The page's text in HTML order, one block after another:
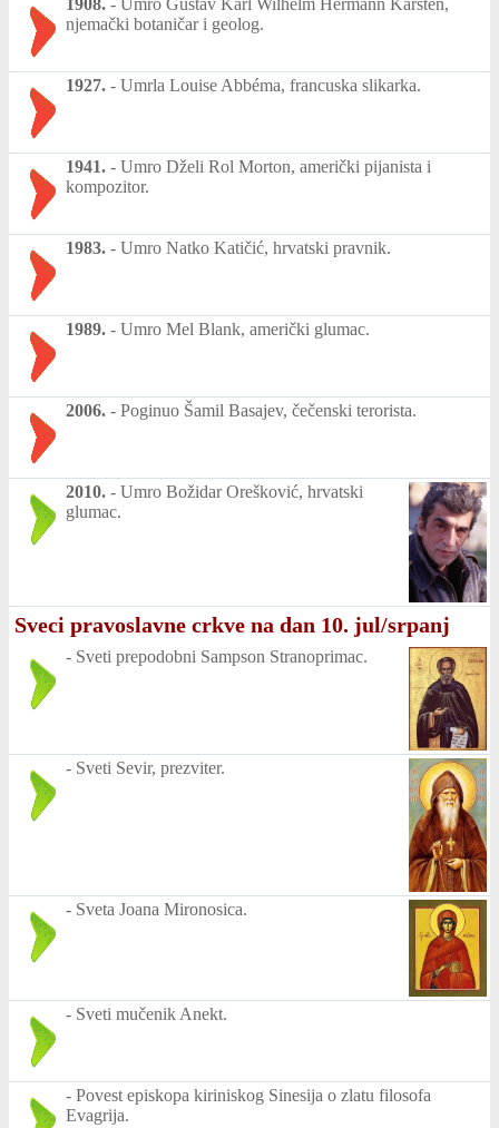
1908. - Umro Gustav Karl Wilhelm Hermann Karsten,
njemački botaničar i geolog.
1927. - Umrla Louise Abbéma, francuska slikarka.
1941. - Umro Dželi Rol Morton, američki pijanista i
kompozitor.
1983. - Umro Natko Katičić, hrvatski pravnik.
1989. - Umro Mel Blank, američki glumac.
2006. - Poginuo Šamil Basajev, čečenski terorista.
2010. - Umro Božidar Orešković, hrvatski
glumac.
Sveci pravoslavne crkve na dan 10. jul/srpanj
- Sveti prepodobni Sampson Stranoprimac.
- Sveti Sevir, prezviter.
- Sveta Joana Mironosica.
- Sveti mučenik Anekt.
- Povest episkopa kiriniskog Sinesija o zlatu filosofa
Evagrija.